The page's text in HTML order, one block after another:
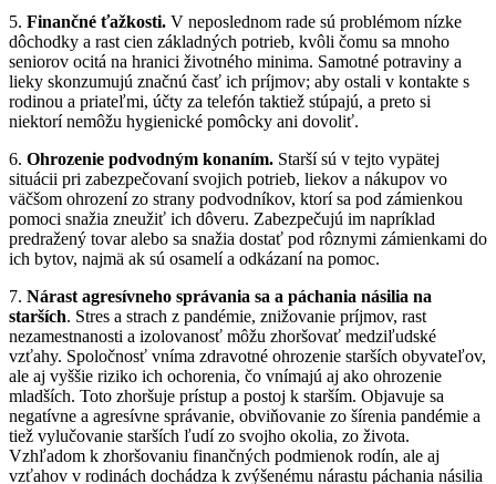
5. Finančné ťažkosti. V neposlednom rade sú problémom nízke
dôchodky a rast cien základných potrieb, kvôli čomu sa mnoho
seniorov ocitá na hranici životného minima. Samotné potraviny a
lieky skonzumujú značnú časť ich príjmov; aby ostali v kontakte s
rodinou a priateľmi, účty za telefón taktiež stúpajú, a preto si
niektorí nemôžu hygienické pomôcky ani dovoliť.
6. Ohrozenie podvodným konaním. Starší sú v tejto vypätej
situácii pri zabezpečovaní svojich potrieb, liekov a nákupov vo
väčšom ohrození zo strany podvodníkov, ktorí sa pod zámienkou
pomoci snažia zneužiť ich dôveru. Zabezpečujú im napríklad
predražený tovar alebo sa snažia dostať pod rôznymi zámienkami do
ich bytov, najmä ak sú osamelí a odkázaní na pomoc.
7. Nárast agresívneho správania sa a páchania násilia na
starších. Stres a strach z pandémie, znižovanie príjmov, rast
nezamestnanosti a izolovanosť môžu zhoršovať medziľudské
vzťahy. Spoločnosť vníma zdravotné ohrozenie starších obyvateľov,
ale aj vyššie riziko ich ochorenia, čo vnímajú aj ako ohrozenie
mladších. Toto zhoršuje prístup a postoj k starším. Objavuje sa
negatívne a agresívne správanie, obviňovanie zo šírenia pandémie a
tiež vylučovanie starších ľudí zo svojho okolia, zo života.
Vzhľadom k zhoršovaniu finančných podmienok rodín, ale aj
vzťahov v rodinách dochádza k zvýšenému nárastu páchania násilia